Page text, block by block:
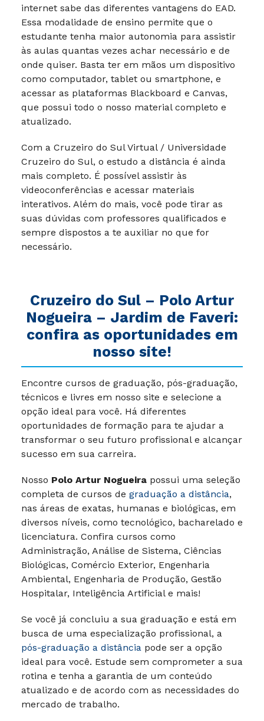
internet sabe das diferentes vantagens do EAD.
Essa modalidade de ensino permite que o
estudante tenha maior autonomia para assistir
às aulas quantas vezes achar necessário e de
onde quiser. Basta ter em mãos um dispositivo
como computador, tablet ou smartphone, e
acessar as plataformas Blackboard e Canvas,
que possui todo o nosso material completo e
atualizado.
Com a Cruzeiro do Sul Virtual / Universidade
Cruzeiro do Sul, o estudo a distância é ainda
mais completo. É possível assistir às
videoconferências e acessar materiais
interativos. Além do mais, você pode tirar as
suas dúvidas com professores qualificados e
sempre dispostos a te auxiliar no que for
necessário.
Cruzeiro do Sul – Polo Artur
Nogueira – Jardim de Faveri:
confira as oportunidades em
nosso site!
Encontre cursos de graduação, pós-graduação,
técnicos e livres em nosso site e selecione a
opção ideal para você. Há diferentes
oportunidades de formação para te ajudar a
transformar o seu futuro profissional e alcançar
sucesso em sua carreira.
Nosso Polo Artur Nogueira possui uma seleção
completa de cursos de graduação a distância,
nas áreas de exatas, humanas e biológicas, em
diversos níveis, como tecnológico, bacharelado e
licenciatura. Confira cursos como
Administração, Análise de Sistema, Ciências
Biológicas, Comércio Exterior, Engenharia
Ambiental, Engenharia de Produção, Gestão
Hospitalar, Inteligência Artificial e mais!
Se você já concluiu a sua graduação e está em
busca de uma especialização profissional, a
pós-graduação a distância pode ser a opção
ideal para você. Estude sem comprometer a sua
rotina e tenha a garantia de um conteúdo
atualizado e de acordo com as necessidades do
mercado de trabalho.